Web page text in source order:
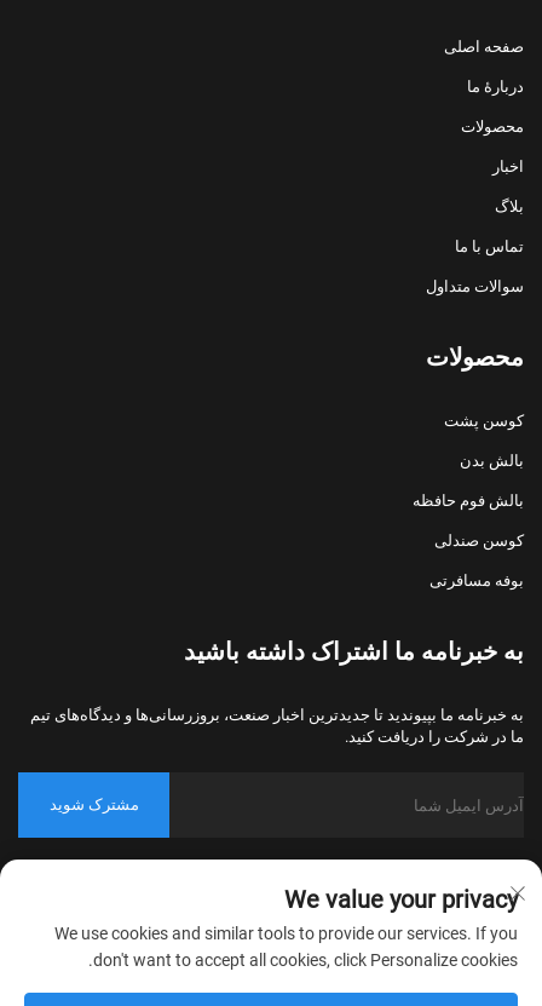
صفحه اصلی
دربارهٔ ما
محصولات
اخبار
بلاگ
تماس با ما
سوالات متداول
محصولات
کوسن پشت
بالش بدن
بالش فوم حافظه
کوسن صندلی
بوفه مسافرتی
به خبرنامه ما اشتراک داشته باشید
به خبرنامه ما بپیوندید تا جدیدترین اخبار صنعت، بروزرسانی‌ها و دیدگاه‌های تیم
ما در شرکت را دریافت کنید.
مشترک شوید
حقوق محفوظ است.
سیاست حفظ حریم خصوصی
We value your privacy
We use cookies and similar tools to provide our services. If you
don't want to accept all cookies, click Personalize cookies.